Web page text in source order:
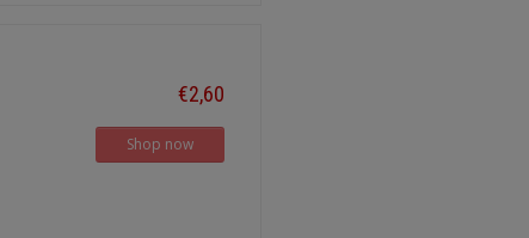
€2,60
Shop now